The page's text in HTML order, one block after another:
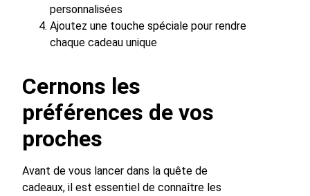
personnalisées
Ajoutez une touche spéciale pour rendre
chaque cadeau unique
Cernons les
préférences de vos
proches
Avant de vous lancer dans la quête de
cadeaux, il est essentiel de connaître les